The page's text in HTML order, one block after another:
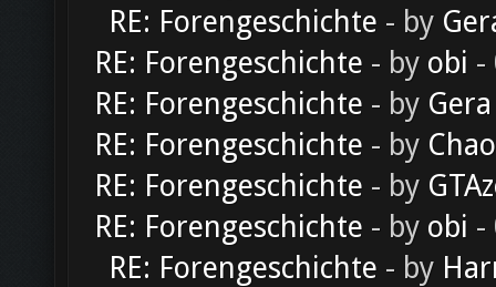
RE: Forengeschichte - by
RE: Forengeschichte - by obi -
RE: Forengeschichte - by Gera
RE: Forengeschichte - by
RE: Forengeschichte - by
RE: Forengeschichte - by obi -
RE: Forengeschichte - by